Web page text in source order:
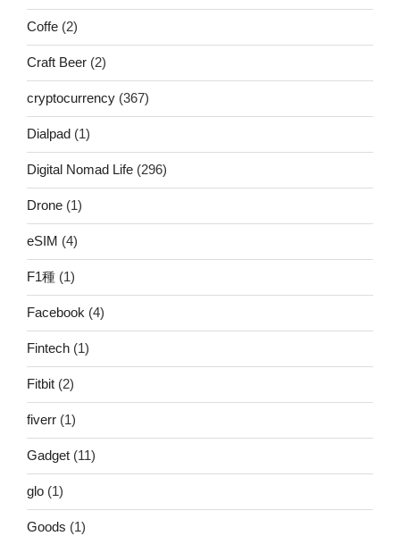
Coffe (2)
Craft Beer (2)
cryptocurrency (367)
Dialpad (1)
Digital Nomad Life (296)
Drone (1)
eSIM (4)
F1種 (1)
Facebook (4)
Fintech (1)
Fitbit (2)
fiverr (1)
Gadget (11)
glo (1)
Goods (1)